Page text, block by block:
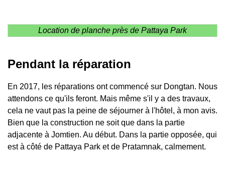
Location de planche près de Pattaya Park
Pendant la réparation
En 2017, les réparations ont commencé sur Dongtan. Nous
attendons ce qu'ils feront. Mais même s'il y a des travaux,
cela ne vaut pas la peine de séjourner à l'hôtel, à mon avis.
Bien que la construction ne soit que dans la partie
adjacente à Jomtien. Au début. Dans la partie opposée, qui
est à côté de Pattaya Park et de Pratamnak, calmement.